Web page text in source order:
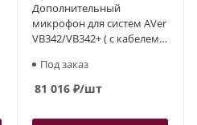
Дополнительный
микрофон для систем AVer
VB342/VB342+ ( с кабелем
Под заказ
81 016₽/шт